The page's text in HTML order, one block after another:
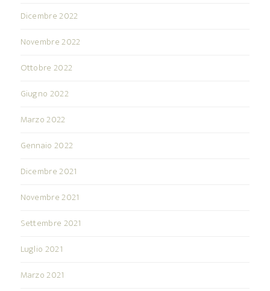
Dicembre 2022
Novembre 2022
Ottobre 2022
Giugno 2022
Marzo 2022
Gennaio 2022
Dicembre 2021
Novembre 2021
Settembre 2021
Luglio 2021
Marzo 2021